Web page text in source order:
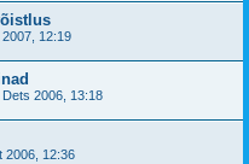
2007, 12:19
Dets 2006, 13:18
2006, 12:36